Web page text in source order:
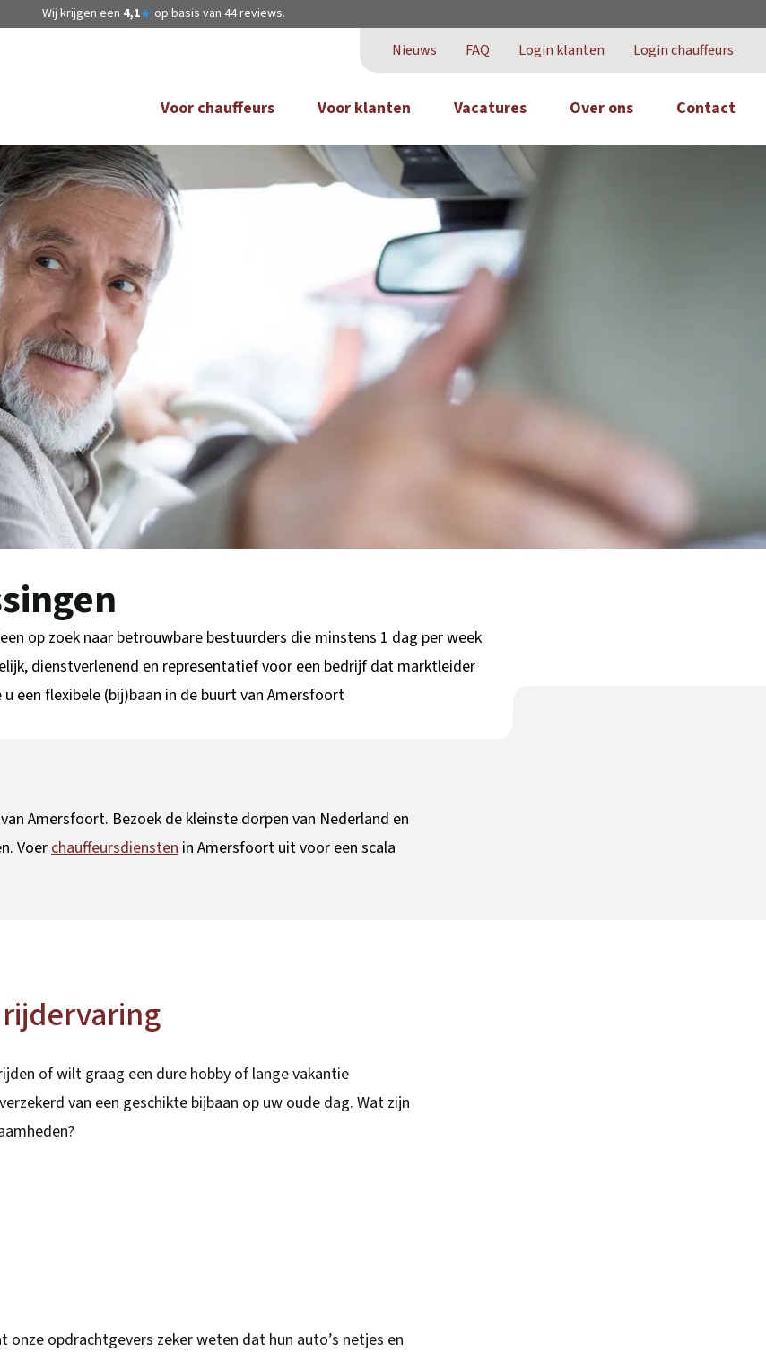
Wij krijgen een 4,1★ op basis van 44reviews.
Nieuws FAQ Login klanten Login chauffeurs
Voor chauffeurs Voor klanten Vacatures Over ons Contact
op zoek naar betrouwbare bestuurders die minstens 1 dag per week
dienstverlenend en representatief voor een bedrijf dat marktleider
een flexibele (bij)baan in de buurt van Amersfoort
Amersfoort. Bezoek de kleinste dorpen van Nederland en
Voerchauffeursdiensten in Amersfoort uit voor een scala
of wilt graag een dure hobby of lange vakantie
van een geschikte bijbaan op uw oude dag. Wat zijn
opdrachtgevers zeker weten dat hun auto’s netjes en